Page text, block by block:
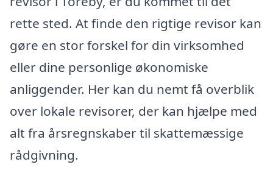
rette sted. At finde den rigtige revisor kan
gøre en stor forskel for din virksomhed
eller dine personlige økonomiske
anliggender. Her kan du nemt få overblik
over lokale revisorer, der kan hjælpe med
alt fra årsregnskaber til skattemæssige
rådgivning.